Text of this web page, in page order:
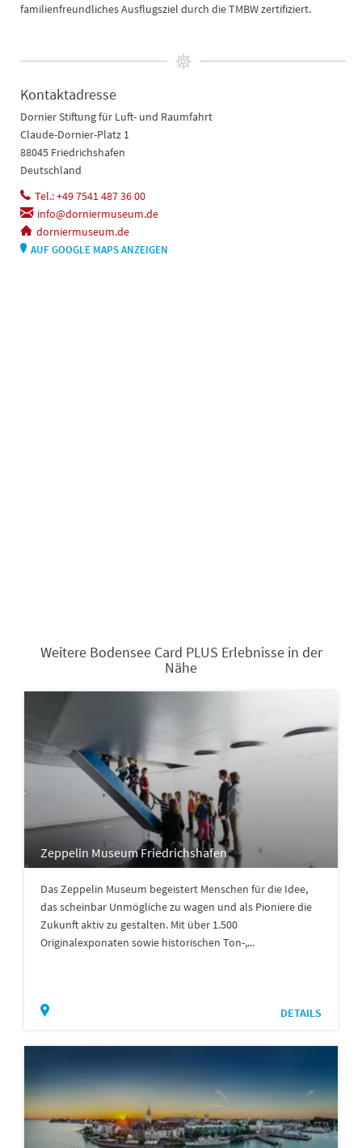
familienfreundliches Ausflugsziel durch die TMBW zertifiziert.
Kontaktadresse
Dornier Stiftung für Luft- und Raumfahrt
Claude-Dornier-Platz 1
88045 Friedrichshafen
Deutschland
Tel.: +49 7541 487 36 00
info@dorniermuseum.de
dorniermuseum.de
AUF GOOGLE MAPS ANZEIGEN
Weitere Bodensee Card PLUS Erlebnisse in der
Nähe
Zeppelin Museum Friedrichshafen
Das Zeppelin Museum begeistert Menschen für die Idee,
das scheinbar Unmögliche zu wagen und als Pioniere die
Zukunft aktiv zu gestalten. Mit über 1.500
Originalexponaten sowie historischen Ton-,...
DETAILS